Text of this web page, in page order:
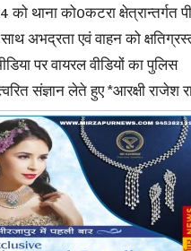
थाना को0कटरा क्षेत्रान्तर्गत
अभद्रता एवं वाहन को
पर वायरल वीडियों का पुलिस
त्वरित संज्ञान लेते हुए *आरक्षी राजेश